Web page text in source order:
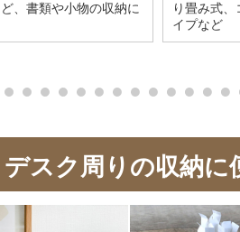
ど、書類や小物の収納に
り畳み式、
イプなど
デスク周りの収納に